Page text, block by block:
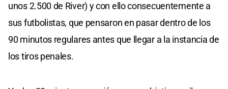
unos 2.500 de River) y con ello consecuentemente a
sus futbolistas, que pensaron en pasar dentro de los
90 minutos regulares antes que llegar a la instancia de
los tiros penales.